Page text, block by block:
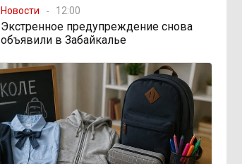
Новости 12:00
Экстренное предупреждение снова
объявили в Забайкалье